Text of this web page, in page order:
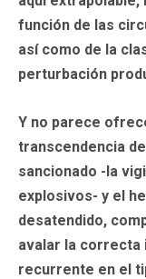
función de las
así como de la
perturbación
Y no parece
transcendencia
sancionado -la
explosivos- y el
desatendido,
avalar la correcta
recurrente en el